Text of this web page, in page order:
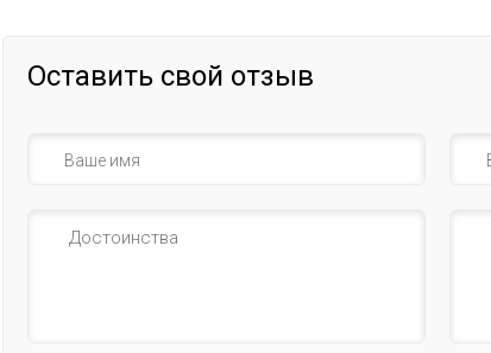
Оставить свой отзыв